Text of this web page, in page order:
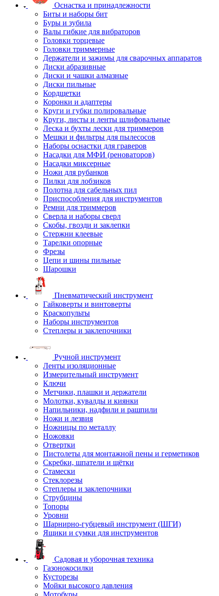
Оснастка и принадлежности
Биты и наборы бит
Буры и зубила
Валы гибкие для вибраторов
Головки торцевые
Головки триммерные
Держатели и зажимы для сварочных аппаратов
Диски абразивные
Диски и чашки алмазные
Диски пильные
Кордщетки
Коронки и адаптеры
Круги и губки полировальные
Круги, листы и ленты шлифовальные
Леска и бухты лески для триммеров
Мешки и фильтры для пылесосов
Наборы оснастки для граверов
Насадки для МФИ (реноваторов)
Насадки миксерные
Ножи для рубанков
Пилки для лобзиков
Полотна для сабельных пил
Приспособления для инструментов
Ремни для триммеров
Сверла и наборы сверл
Скобы, гвозди и заклепки
Стержни клеевые
Тарелки опорные
Фрезы
Цепи и шины пильные
Шарошки
Пневматический инструмент
Гайковерты и винтоверты
Краскопульты
Наборы инструментов
Степлеры и заклепочники
Ручной инструмент
Ленты изоляционные
Измерительный инструмент
Ключи
Метчики, плашки и держатели
Молотки, кувалды и киянки
Напильники, надфили и рашпили
Ножи и лезвия
Ножницы по металлу
Ножовки
Отвертки
Пистолеты для монтажной пены и герметиков
Скребки, шпатели и щётки
Стамески
Стеклорезы
Степлеры и заклепочники
Струбцины
Топоры
Уровни
Шарнирно-губцевый инструмент (ШГИ)
Ящики и сумки для инструментов
Садовая и уборочная техника
Газонокосилки
Кусторезы
Мойки высокого давления
Мотобуры